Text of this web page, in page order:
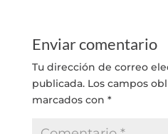
Enviar comentario
Tu dirección de correo
publicada. Los campos
marcados con *